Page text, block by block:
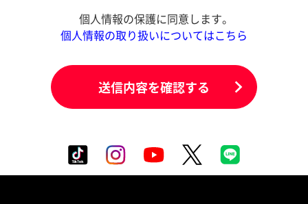
個人情報の保護に同意します。
個人情報の取り扱いについてはこちら
送信内容を確認する